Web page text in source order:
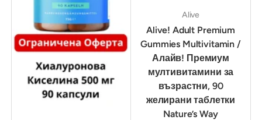
Alive
Alive! Adult Premium
Gummies Multivitamin /
Алайв! Премиум
мултивитамини за
възрастни, 90
желирани таблетки
Nature’s Way